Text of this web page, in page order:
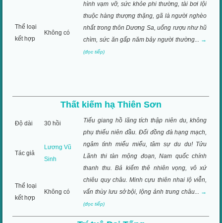
hình vạm vỡ, sức khỏe phi thường, tài bơi lội
thuộc hàng thượng thặng, gã là người nghèo
nhất trong thôn Dương Sa, uống rượu như hũ
chìm, sức ăn gấp năm bảy người thường... →
(đọc tiếp)
Thể loại
kết hợp
Không có
Thất kiếm hạ Thiên Sơn
Độ dài 30 hồi
Tiếu giang hồ lãng tích thập niên du, không
phụ thiếu niên đầu. Đối đồng đà hạng mạch,
ngâm tình miểu miểu, tâm sự du du! Tửu
Lãnh thi tàn mộng đoạn, Nam quốc chính
thanh thu. Bả kiếm thê nhiên vọng, vô xứ
chiêu quy châu. Minh cựu thiên nhai lộ viễn,
vấn thùy lưu sở bội, lộng ảnh trung châu... →
(đọc tiếp)
Tác giả
Lương Vũ
Sinh
Thể loại
kết hợp
Không có